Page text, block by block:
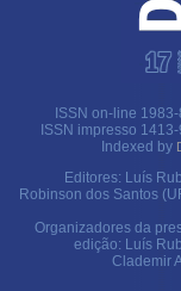
ISSN on-line
ISSN impresso
Indexed by
Editores: Luís
Robinson dos Santos
Organizadores da
edição: Luís
Clademir